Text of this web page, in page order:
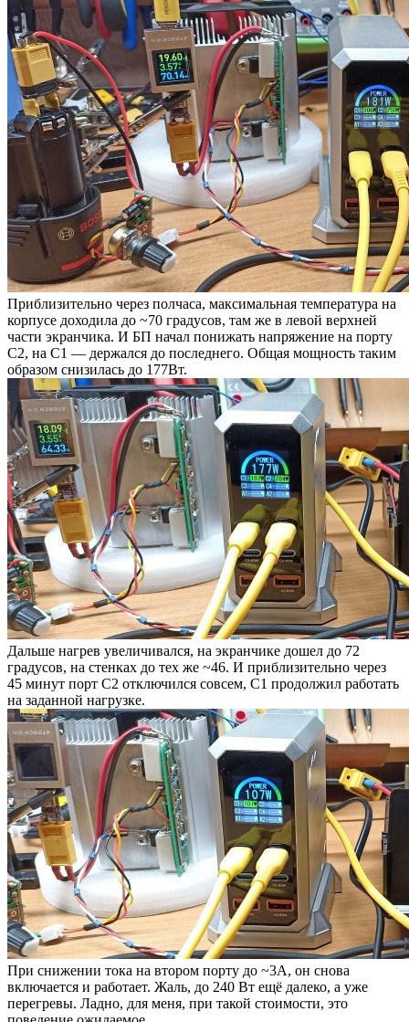
Приблизительно через полчаса, максимальная температура на
корпусе доходила до ~70 градусов, там же в левой верхней
части экранчика. И БП начал понижать напряжение на порту
C2, на С1 — держался до последнего. Общая мощность таким
образом снизилась до 177Вт.
Дальше нагрев увеличивался, на экранчике дошел до 72
градусов, на стенках до тех же ~46. И приблизительно через
45 минут порт С2 отключился совсем, С1 продолжил работать
на заданной нагрузке.
При снижении тока на втором порту до ~3А, он снова
включается и работает. Жаль, до 240 Вт ещё далеко, а уже
перегревы. Ладно, для меня, при такой стоимости, это